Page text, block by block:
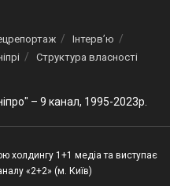
Інтерв’ю
Структура власності
– 9 канал, 1995-2023р.
холдингу 1+1 медіа та виступає
«2+2» (м. Київ)